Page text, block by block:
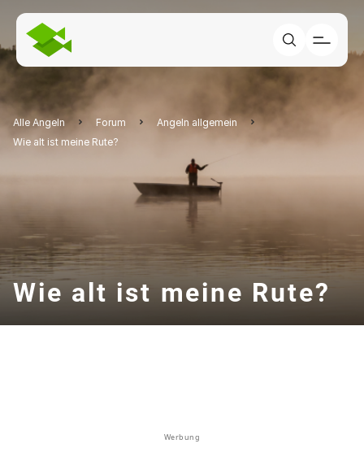
Alle Angeln Forum
Angeln allgemein
Wie alt ist meine Rute?
Wie alt ist meine Rute?
Werbung